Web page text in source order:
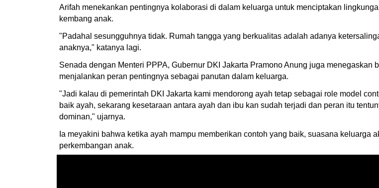
Arifah menekankan pentingnya kolaborasi di dalam keluarga untuk menciptakan
kembang anak.
"Padahal sesungguhnya tidak. Rumah tangga yang berkualitas adalah adanya
anaknya," katanya lagi.
Senada dengan Menteri PPPA, Gubernur DKI Jakarta Pramono Anung juga
menjalankan peran pentingnya sebagai panutan dalam keluarga.
"Jadi kalau di pemerintah DKI Jakarta kami mendorong ayah tetap sebagai role model
baik ayah, sekarang kesetaraan antara ayah dan ibu kan sudah terjadi dan peran itu
dominan," ujarnya.
Ia meyakini bahwa ketika ayah mampu memberikan contoh yang baik, suasana keluarga
perkembangan anak.